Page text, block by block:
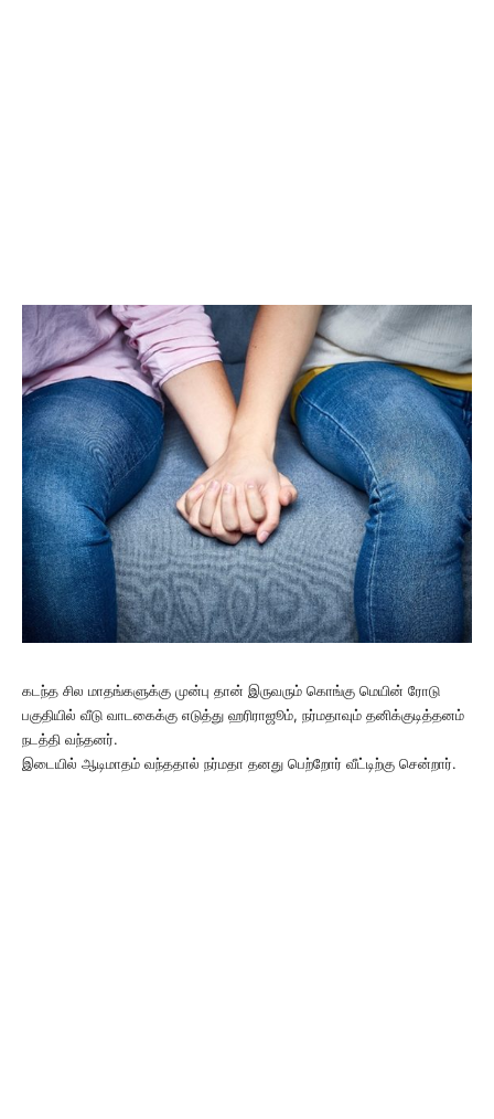
கடந்த சில மாதங்களுக்கு முன்பு தான் இருவரும் கொங்கு மெயின் ரோடு
பகுதியில் வீடு வாடகைக்கு எடுத்து ஹரிராஜூம், நர்மதாவும் தனிக்குடித்தனம்
நடத்தி வந்தனர்.
இடையில் ஆடிமாதம் வந்ததால் நர்மதா தனது பெற்றோர் வீட்டிற்கு சென்றார்.